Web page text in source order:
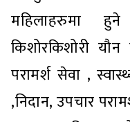
महिलाहरुमा
किशोरकिशोरी
परामर्श सेवा ,
,निदान, उपचार